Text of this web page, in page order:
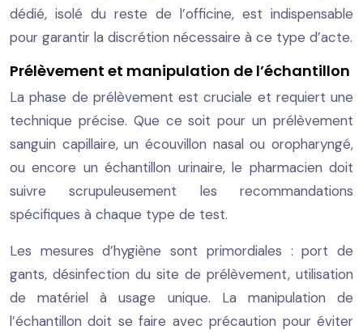
dédié, isolé du reste de l’officine, est indispensable
pour garantir la discrétion nécessaire à ce type d’acte.
Prélèvement et manipulation de l’échantillon
La phase de prélèvement est cruciale et requiert une
technique précise. Que ce soit pour un prélèvement
sanguin capillaire, un écouvillon nasal ou oropharyngé,
ou encore un échantillon urinaire, le pharmacien doit
suivre scrupuleusement les recommandations
spécifiques à chaque type de test.
Les mesures d’hygiène sont primordiales : port de
gants, désinfection du site de prélèvement, utilisation
de matériel à usage unique. La manipulation de
l’échantillon doit se faire avec précaution pour éviter